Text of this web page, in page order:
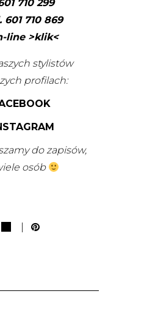
710 299
710 869
line >klik<
stylistów
profilach:
do zapisów,
osób